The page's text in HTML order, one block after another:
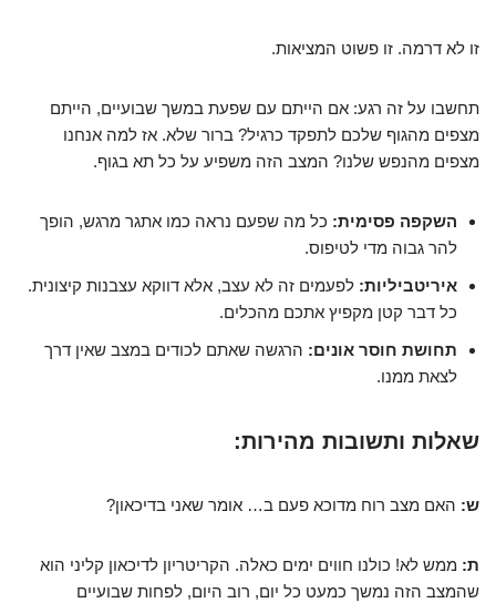
זו לא דרמה. זו פשוט המציאות.
תחשבו על זה רגע: אם הייתם עם שפעת במשך שבועיים, הייתם
מצפים מהגוף שלכם לתפקד כרגיל? ברור שלא. אז למה אנחנו
מצפים מהנפש שלנו? המצב הזה משפיע על כל תא בגוף.
השקפה פסימית: כל מה שפעם נראה כמו אתגר מרגש, הופך
להר גבוה מדי לטיפוס.
איריטביליות: לפעמים זה לא עצב, אלא דווקא עצבנות קיצונית.
כל דבר קטן מקפיץ אתכם מהכלים.
תחושת חוסר אונים: הרגשה שאתם לכודים במצב שאין דרך
לצאת ממנו.
שאלות ותשובות מהירות:
ש: האם מצב רוח מדוכא פעם ב… אומר שאני בדיכאון?
ת: ממש לא! כולנו חווים ימים כאלה. הקריטריון לדיכאון קליני הוא
שהמצב הזה נמשך כמעט כל יום, רוב היום, לפחות שבועיים